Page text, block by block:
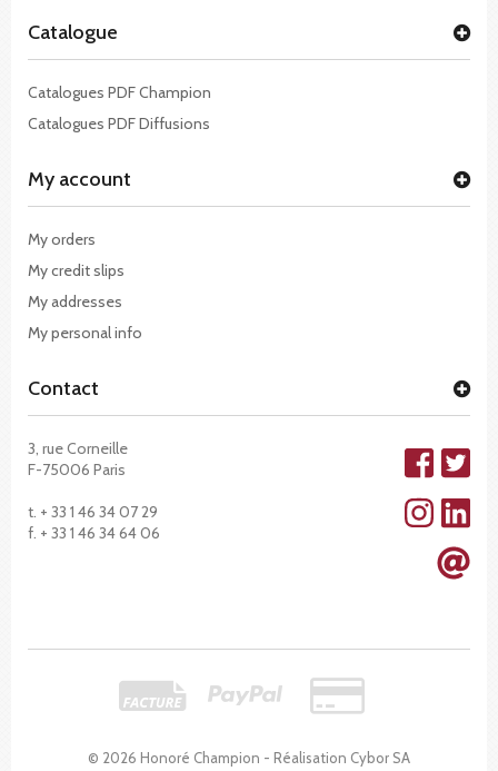
© 2026 Honoré Champion - Réalisation Cybor SA
Catalogue
Catalogues PDF Champion
Catalogues PDF Diffusions
My account
My orders
My credit slips
My addresses
My personal info
Contact
3, rue Corneille
F-75006 Paris
t. + 33 1 46 34 07 29
f. + 33 1 46 34 64 06